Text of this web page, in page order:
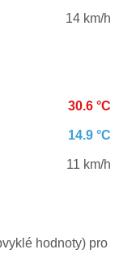
14 km/h
30.6 °C
14.9 °C
11 km/h
hodnoty) pro